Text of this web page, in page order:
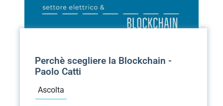
Perchè scegliere la Blockchain -
Paolo Catti
Ascolta